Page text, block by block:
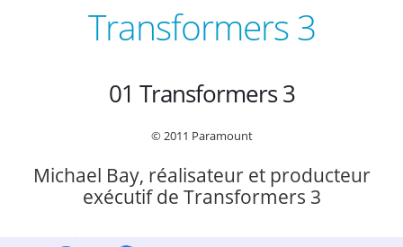
Transformers 3
01 Transformers 3
© 2011 Paramount
Michael Bay, réalisateur et producteur
exécutif de Transformers 3